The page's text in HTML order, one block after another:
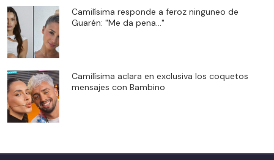
Camilísima responde a feroz ninguneo de
Guarén: "Me da pena..."
Camilísima aclara en exclusiva los coquetos
mensajes con Bambino